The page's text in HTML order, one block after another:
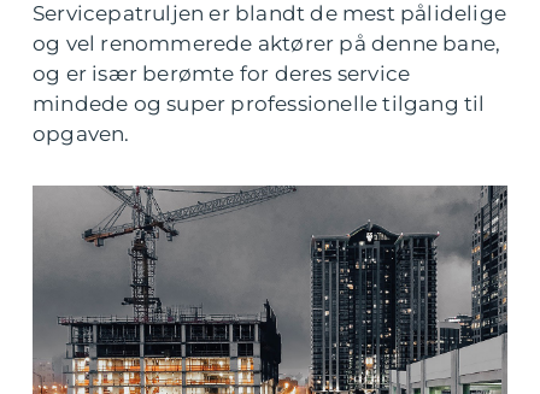
Servicepatruljen er blandt de mest pålidelige
og vel renommerede aktører på denne bane,
og er især berømte for deres service
mindede og super professionelle tilgang til
opgaven.